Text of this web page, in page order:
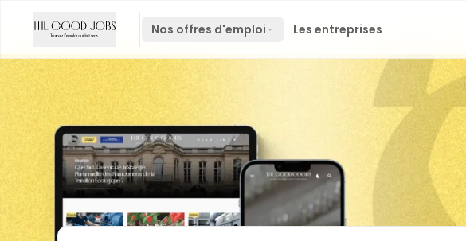
Nos offres d'emploi Les entreprises